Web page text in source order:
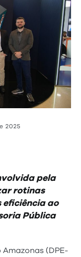
2025
pela
rotinas
ao
Pública
(DPE-